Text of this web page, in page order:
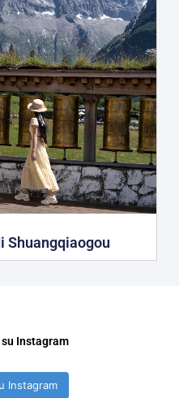
Shuangqiaogou
Instagram
Instagram